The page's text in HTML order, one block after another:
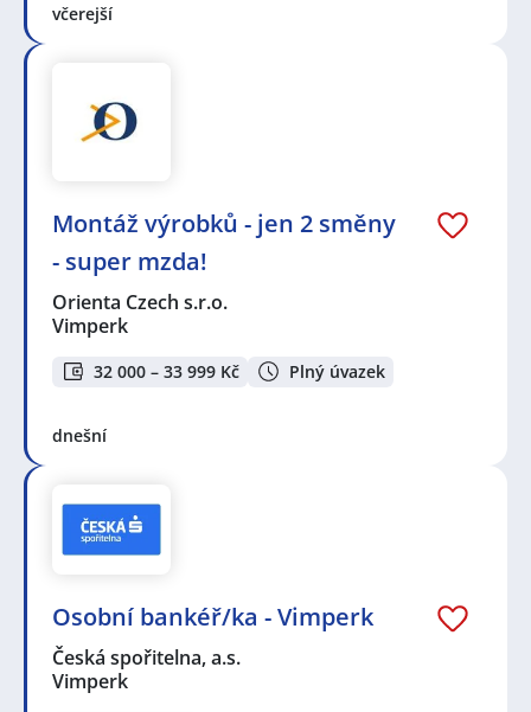
včerejší
Montáž výrobků - jen 2 směny
- super mzda!
Orienta Czech s.r.o.
Vimperk
32 000 – 33 999 Kč Plný úvazek
dnešní
Osobní bankéř/ka - Vimperk
Česká spořitelna, a.s.
Vimperk